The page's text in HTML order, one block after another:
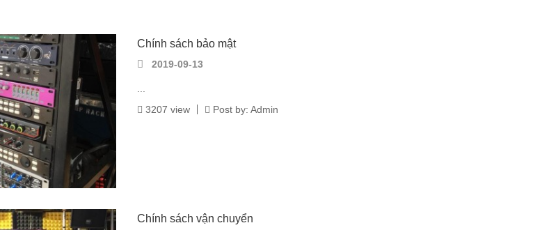
Chính sách bảo mật
2019-09-13
3207 view
Post by: Admin
Chính sách vận chuyển